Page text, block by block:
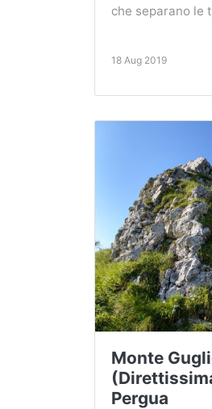
che separano le
18 Aug 2019
Monte
Pergua